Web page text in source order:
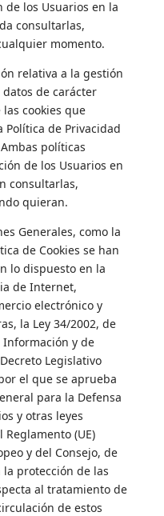
los Usuarios en la
consultarlas,
momento.
relativa a la gestión
de carácter
cookies que
de Privacidad
políticas
de los Usuarios en
consultarlas,
quieran.
Generales, como la
de Cookies se han
lo dispuesto en la
de Internet,
electrónico y
la Ley 34/2002, de
Información y de
Legislativo
el que se aprueba
para la Defensa
y otras leyes
Reglamento (UE)
y del Consejo, de
protección de las
al tratamiento de
de estos